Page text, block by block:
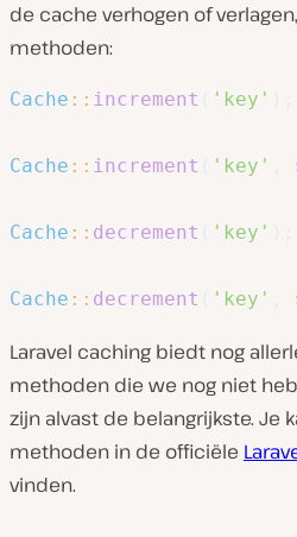
de cache verhogen of
methoden:
Cache :: increment 'key'
Cache :: increment 'key'
Cache :: decrement 'key'
Cache :: decrement 'key'
Laravel caching biedt nog
methoden die we nog niet
zijn alvast de belangrijkste. Je
methoden in de officiële
vinden.